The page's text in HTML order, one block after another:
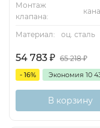
– LABCONTROL:
регулирования
– Дополнительный
звукоизоляции
Монтаж
клапана:
Материал: оц. сталь
54 783 ₽ 65 218₽
- 16% Экономия 10
В корзину